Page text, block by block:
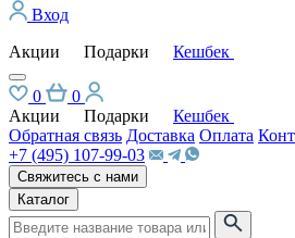
Вход
Акции
Подарки Кешбек
0
0
Акции
Подарки
Кешбек
Обратная связь Доставка Оплата
+7 (495) 107-99-03
Свяжитесь с нами
Каталог